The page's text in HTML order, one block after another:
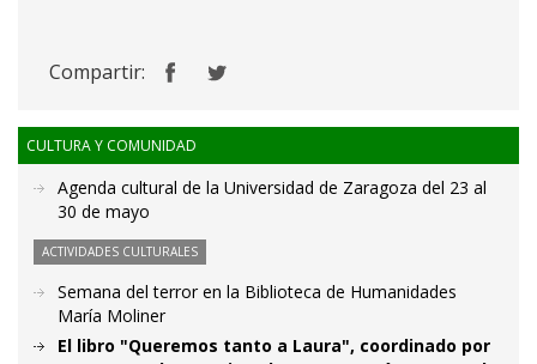
Compartir:
CULTURA Y COMUNIDAD
Agenda cultural de la Universidad de Zaragoza del 23 al
30 de mayo
ACTIVIDADES CULTURALES
Semana del terror en la Biblioteca de Humanidades
María Moliner
El libro "Queremos tanto a Laura", coordinado por